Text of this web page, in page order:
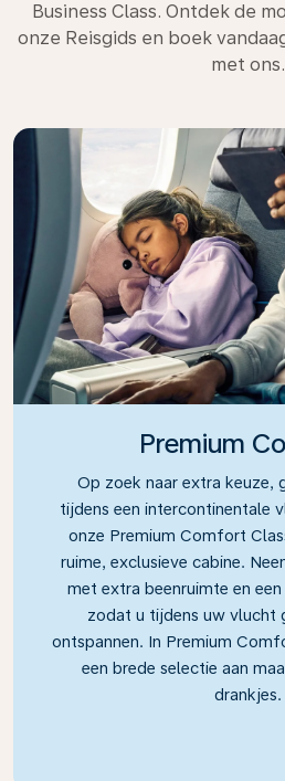
Business Class. Ontdek de
onze Reisgids en boek
met ons.
Premium
Op zoek naar extra keuze,
tijdens een intercontinentale
onze Premium Comfort
ruime, exclusieve cabine.
met extra beenruimte en
zodat u tijdens uw vlucht
ontspannen. In Premium
een brede selectie aan
drankjes.